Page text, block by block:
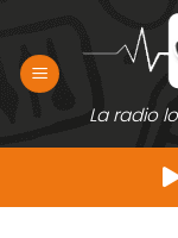
contenu
La radio